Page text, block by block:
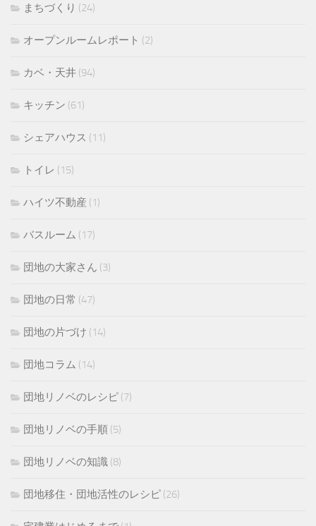
まちづくり (24)
オープンルームレポート (2)
カベ・天井 (94)
キッチン (61)
シェアハウス (11)
トイレ (15)
ハイツ不動産 (1)
バスルーム (17)
団地の大家さん (3)
団地の日常 (47)
団地の片づけ (14)
団地コラム (14)
団地リノベのレシピ (7)
団地リノベの手順 (5)
団地リノベの知識 (8)
団地移住・団地活性のレシピ (26)